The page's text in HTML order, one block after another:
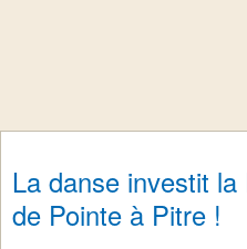
La danse investit
de Pointe à Pitre !